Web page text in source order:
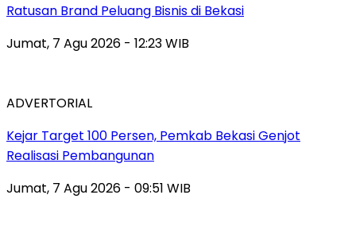
Ratusan Brand Peluang Bisnis di Bekasi
Jumat, 7 Agu 2026 - 12:23 WIB
ADVERTORIAL
Kejar Target 100 Persen, Pemkab Bekasi Genjot
Realisasi Pembangunan
Jumat, 7 Agu 2026 - 09:51 WIB